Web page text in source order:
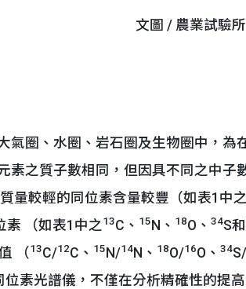
文圖 / 農業試驗
圈、水圈、岩石圈及生物圈中，為
素之質子數相同，但因具不同之中子
量較輕的同位素含量較豐（如表1中之
素 （如表1中之 13C、 15N、 18O、 34S和
（13C/12C、 15N/14N、 18O/16O、 34S/
素光譜儀，不僅在分析精確性的提